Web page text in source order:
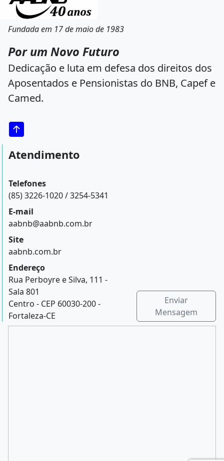
Fundada em 17 de maio de 1983
Por um Novo Futuro
Dedicação e luta em defesa dos direitos dos
Aposentados e Pensionistas do BNB, Capef e
Camed.
Atendimento
Telefones
(85) 3226-1020 / 3254-5341
E-mail
aabnb@aabnb.com.br
Site
aabnb.com.br
Endereço
Rua Perboyre e Silva, 111 -
Sala 801
Centro - CEP 60030-200 -
Fortaleza-CE
Enviar
Mensagem